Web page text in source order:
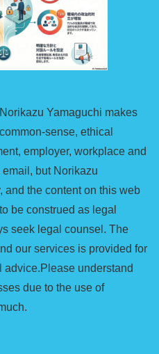
Yamaguchi makes
sense, ethical
employer, workplace and
email, but Norikazu
and the content on this web
be construed as legal
seek legal counsel. The
our services is provided for
understand
due to the use of